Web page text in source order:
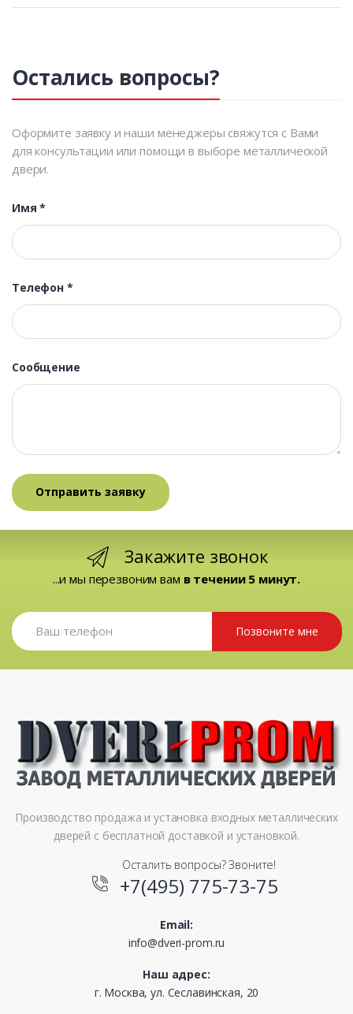
Остались вопросы?
Оформите заявку и наши менеджеры свяжутся с Вами
для консультации или помощи в выборе металлической
двери.
Имя*
Телефон *
Сообщение
Закажите звонок
...и мы перезвоним вам в течении 5 минут.
Позвоните мне
Производство продажа и установка входных металлических
дверей с бесплатной доставкой и установкой.
Осталить вопросы? Звоните!
+7(495) 775-73-75
Email:
info@dveri-prom.ru
Наш адрес:
г. Москва, ул. Сеславинская, 20